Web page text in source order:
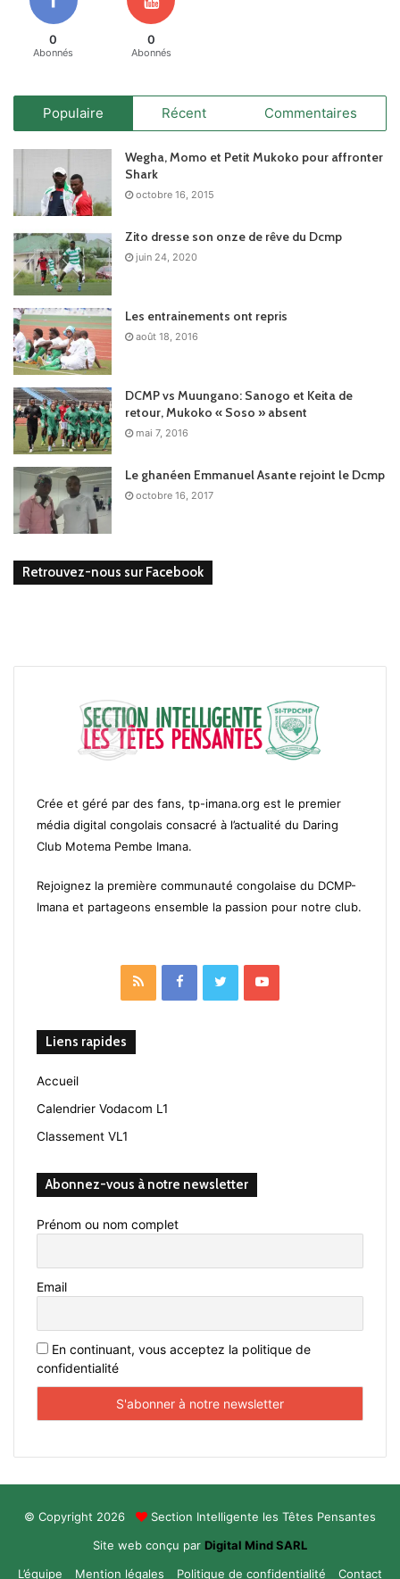
0
Abonnés
0
Abonnés
Populaire Récent Commentaires
Wegha, Momo et Petit Mukoko pour affronter
Shark
octobre 16, 2015
Zito dresse son onze de rêve du Dcmp
juin 24, 2020
Les entrainements ont repris
août 18, 2016
DCMP vs Muungano: Sanogo et Keita de
retour, Mukoko « Soso » absent
mai 7, 2016
Le ghanéen Emmanuel Asante rejoint le Dcmp
octobre 16, 2017
Retrouvez-nous sur Facebook
Crée et géré par des fans, tp-imana.org est le premier
média digital congolais consacré à l’actualité du Daring
Club Motema Pembe Imana.
Rejoignez la première communauté congolaise du DCMP-
Imana et partageons ensemble la passion pour notre club.
RSS FacebookTwitterYouTube
Liens rapides
Accueil
Calendrier Vodacom L1
Classement VL1
Abonnez-vous à notre newsletter
Prénom ou nom complet
Email
En continuant, vous acceptez la politique de
confidentialité
© Copyright 2026
Section Intelligente les Têtes Pensantes
Site web conçu par Digital Mind SARL
L’équipe
Mention légales Politique de confidentialité Contact